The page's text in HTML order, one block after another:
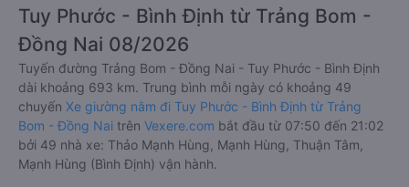
Tuy Phước - Bình Định từ Trảng Bom -
Đồng Nai 08/2026
Tuyến đường Trảng Bom - Đồng Nai - Tuy Phước - Bình Định
dài khoảng 693 km. Trung bình mỗi ngày có khoảng 49
chuyến Xe giường nằm đi Tuy Phước - Bình Định từ Trảng
Bom - Đồng Nai trên Vexere.com bắt đầu từ 07:50 đến 21:02
bởi 49 nhà xe: Thảo Mạnh Hùng, Mạnh Hùng, Thuận Tâm,
Mạnh Hùng (Bình Định) vận hành.